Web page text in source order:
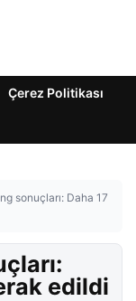
Çerez Politikası
sonuçları: Daha 17
edildi